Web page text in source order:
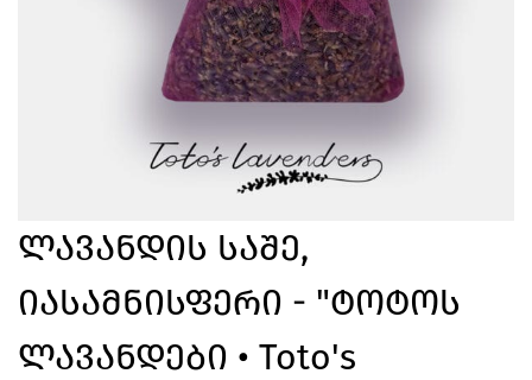
Ლავანდის Საშე,
Იასამნისფერი - "ტოტოს
Ლავანდები • Toto's